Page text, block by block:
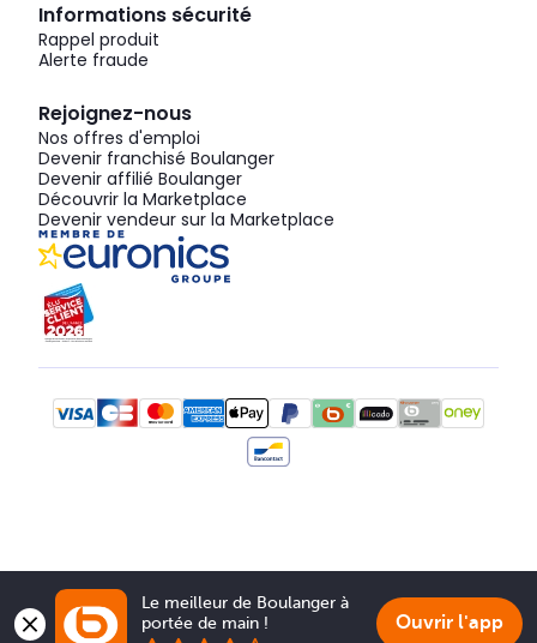
Informations sécurité
Rappel produit
Alerte fraude
Rejoignez-nous
Nos offres d'emploi
Devenir franchisé Boulanger
Devenir affilié Boulanger
Découvrir la Marketplace
Devenir vendeur sur la Marketplace
Le meilleur de Boulanger à
portée de main !
Ouvrir l'app